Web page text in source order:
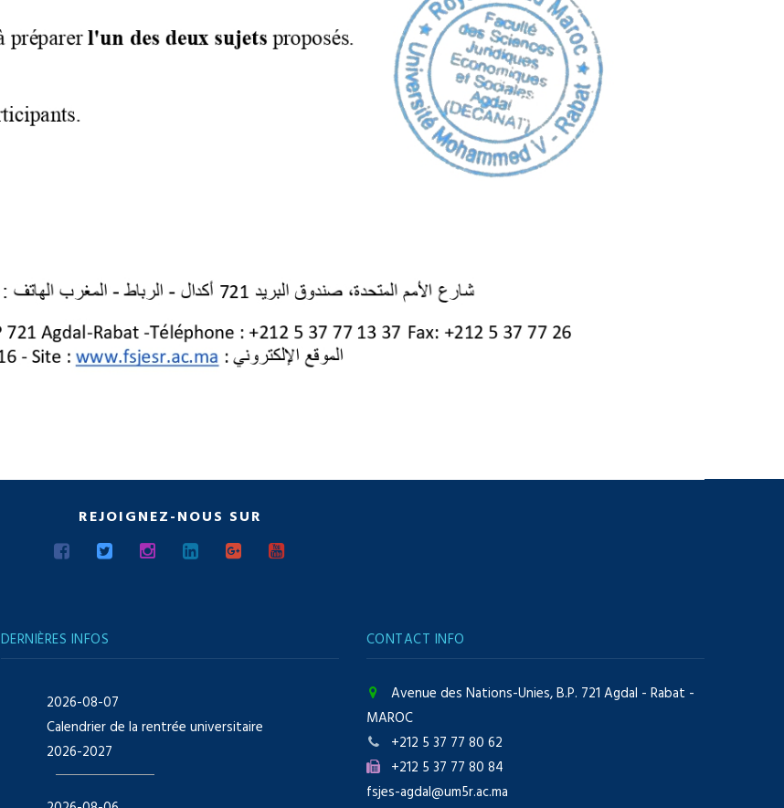
REJOIGNEZ-NOUS SUR
DERNIÈRES INFOS
2026-08-07
Calendrier de la rentrée universitaire
2026-2027
CONTACT INFO
Avenue des Nations-Unies, B.P. 721 Agdal - Rabat -
MAROC
+212 5 37 77 80 62
+212 5 37 77 80 84
fsjes-agdal@um5r.ac.ma